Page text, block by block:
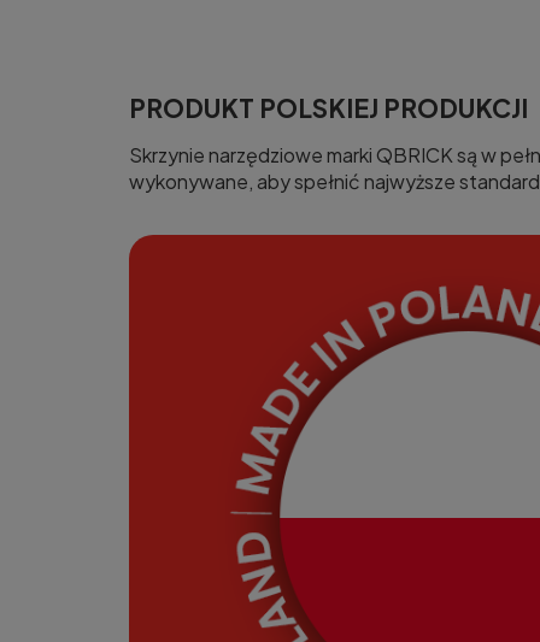
PRODUKT POLSKIEJ PRODUKCJI
Skrzynie narzędziowe marki QBRICK są w
wykonywane, aby spełnić najwyższe